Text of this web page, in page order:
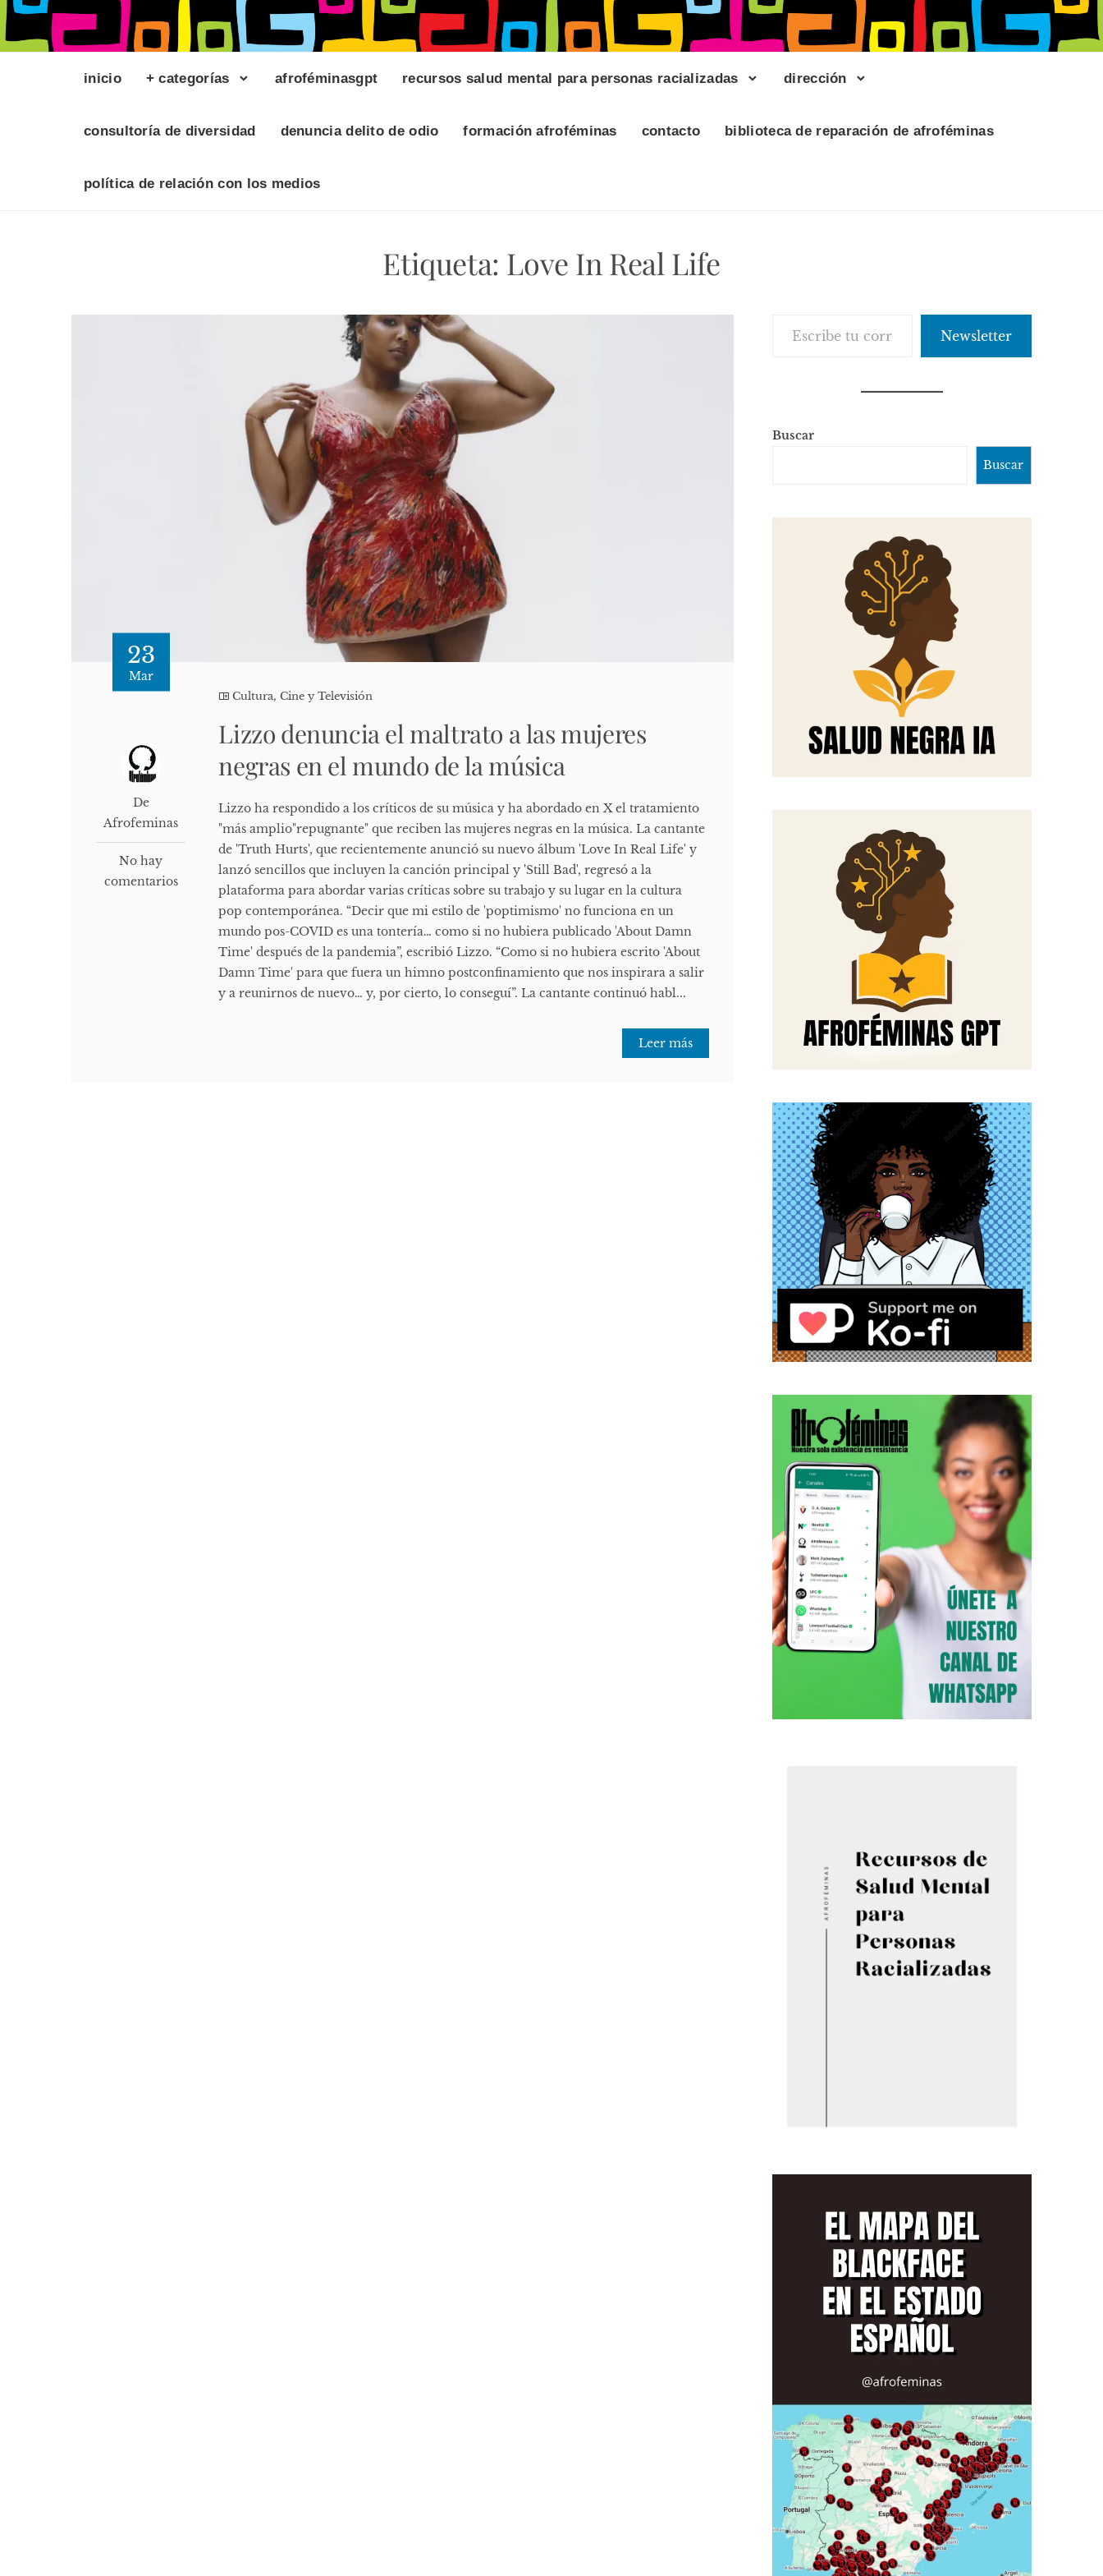
inicio + categorías afroféminasgpt recursos salud mental para personas racializadas dirección
consultoría de diversidad denuncia delito de odio formación afroféminas contacto biblioteca de reparación de afroféminas
política de relación con los medios
Etiqueta: Love In Real Life
23
Mar
De
Afrofeminas
No hay
comentarios
Cultura, Cine y Televisión
Lizzo denuncia el maltrato a las mujeres
negras en el mundo de la música
Lizzo ha respondido a los críticos de su música y ha abordado en X el tratamiento
"más amplio"repugnante" que reciben las mujeres negras en la música. La cantante
de 'Truth Hurts', que recientemente anunció su nuevo álbum 'Love In Real Life' y
lanzó sencillos que incluyen la canción principal y 'Still Bad', regresó a la
plataforma para abordar varias críticas sobre su trabajo y su lugar en la cultura
pop contemporánea. “Decir que mi estilo de 'poptimismo' no funciona en un
mundo pos-COVID es una tontería… como si no hubiera publicado 'About Damn
Time' después de la pandemia”, escribió Lizzo. “Como si no hubiera escrito 'About
Damn Time' para que fuera un himno postconfinamiento que nos inspirara a salir
y a reunirnos de nuevo… y, por cierto, lo conseguí”. La cantante continuó habl...
Leer más
Newsletter
Buscar
Buscar